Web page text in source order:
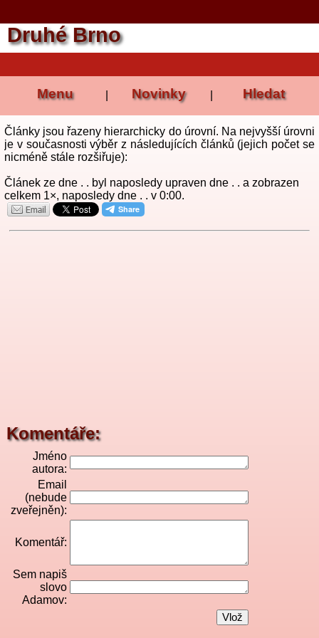
Druhé Brno
Menu Novinky Hledat
Články jsou řazeny hierarchicky do úrovní. Na nejvyšší úrovni
je v současnosti výběr z následujících článků (jejich počet se
nicméně stále rozšiřuje):
Článek ze dne . . byl naposledy upraven dne . . a zobrazen
celkem 1×, naposledy dne . . v 0:00.
Komentáře:
Jméno
autora:
Email
(nebude
zveřejněn):
Komentář:
Sem napiš
slovo
Adamov: